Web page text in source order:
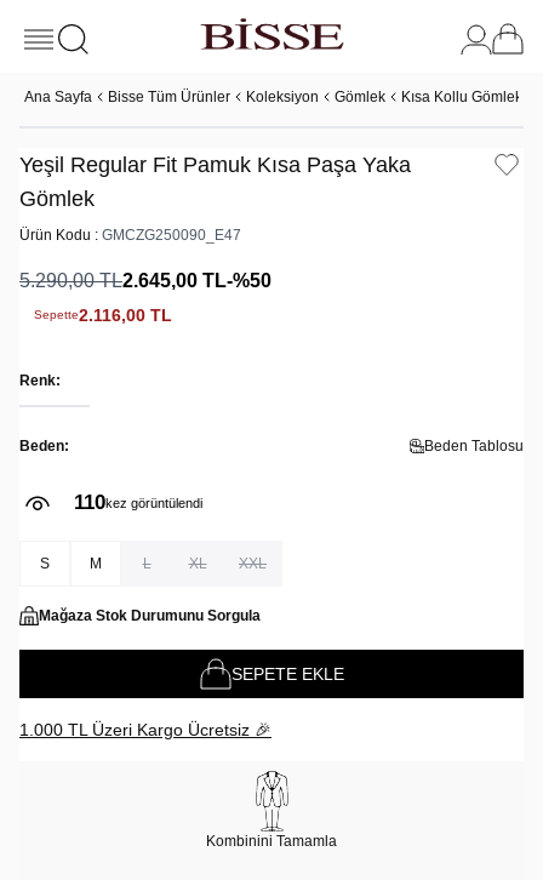
Ana Sayfa Bisse Tüm Ürünler Koleksiyon Gömlek Kısa Kollu Gömlek
Yeşil Regular Fit Pamuk Kısa Paşa Yaka
Gömlek
Ürün Kodu : GMCZG250090_E47
5.290,00TL2.645,00 TL-%50
Sepette2.116,00 TL
Renk:
Beden: Beden Tablosu
110kez görüntülendi
S M L XL XXL
Mağaza Stok Durumunu Sorgula
SEPETE EKLE
1.000 TL Üzeri Kargo Ücretsiz 🎉
Kombinini Tamamla